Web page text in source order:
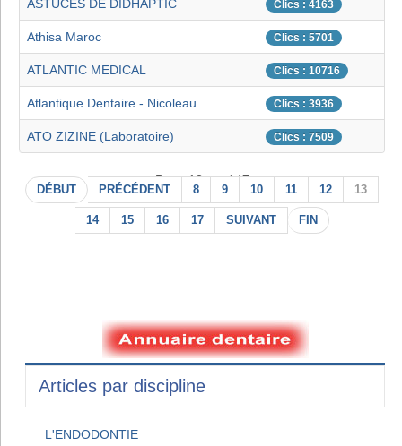
ASTUCES DE DIDHAPTIC Clics : 4163
Athisa Maroc Clics : 5701
ATLANTIC MEDICAL Clics : 10716
Atlantique Dentaire - Nicoleau Clics : 3936
ATO ZIZINE (Laboratoire) Clics : 7509
Page 13 sur 147
DÉBUT PRÉCÉDENT 8 9 10 11 12 13
14 15 16 17 SUIVANT FIN
Articles par discipline
L'ENDODONTIE